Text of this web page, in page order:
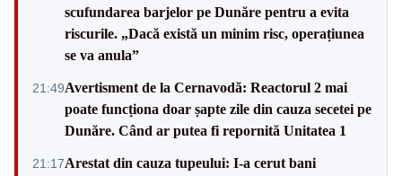
scufundarea barjelor pe Dunăre pentru a evita
riscurile. „Dacă există un minim risc, operațiunea
se va anula”
21:49Avertisment de la Cernavodă: Reactorul 2 mai
poate funcționa doar șapte zile din cauza secetei pe
Dunăre. Când ar putea fi repornită Unitatea 1
21:17Arestat din cauza tupeului: I-a cerut bani